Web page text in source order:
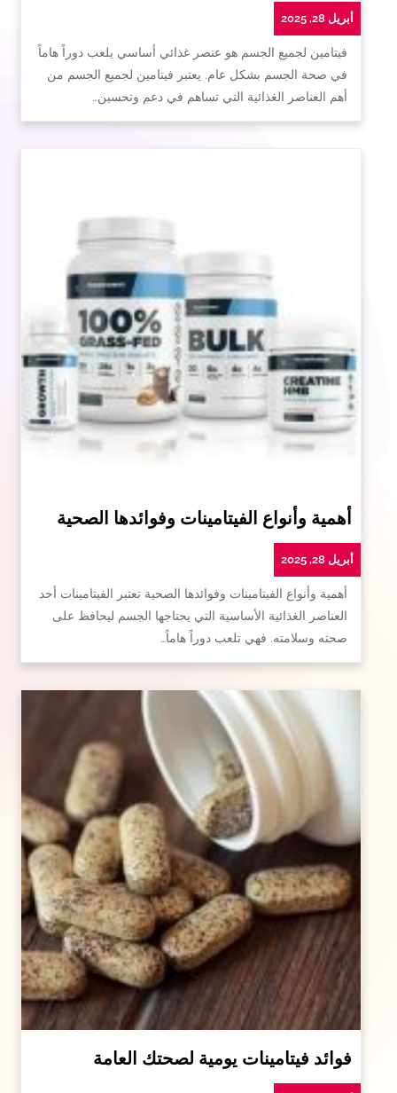
أبريل 28, 2025
فيتامين لجميع الجسم هو عنصر غذائي أساسي يلعب دوراً هاماً
في صحة الجسم بشكل عام. يعتبر فيتامين لجميع الجسم من
أهم العناصر الغذائية التي تساهم في دعم وتحسين…
أهمية وأنواع الفيتامينات وفوائدها الصحية
أبريل 28, 2025
أهمية وأنواع الفيتامينات وفوائدها الصحية تعتبر الفيتامينات أحد
العناصر الغذائية الأساسية التي يحتاجها الجسم ليحافظ على
صحته وسلامته. فهي تلعب دوراً هاماً…
فوائد فيتامينات يومية لصحتك العامة